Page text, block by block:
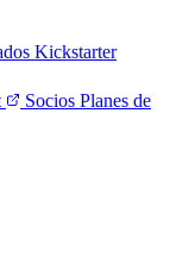
Kickstarter
Socios Planes de